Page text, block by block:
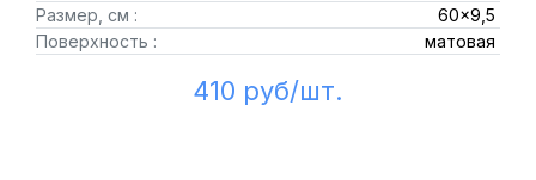
Размер, см :
60x9,5
Поверхность :
матовая
410 руб/шт.